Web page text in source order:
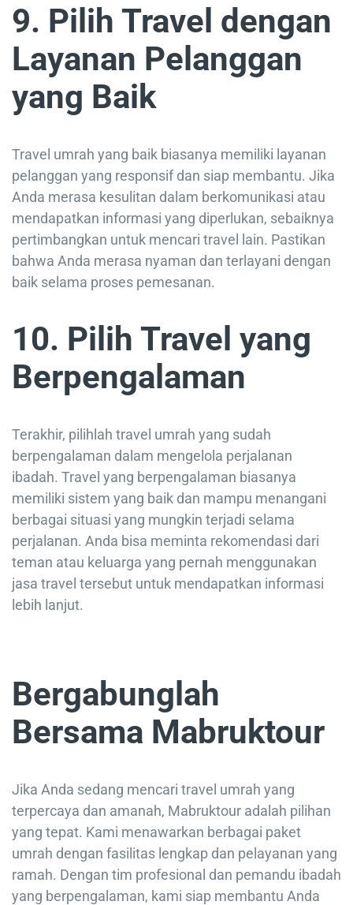
9. Pilih Travel dengan
Layanan Pelanggan
yang Baik
Travel umrah yang baik biasanya memiliki layanan
pelanggan yang responsif dan siap membantu. Jika
Anda merasa kesulitan dalam berkomunikasi atau
mendapatkan informasi yang diperlukan, sebaiknya
pertimbangkan untuk mencari travel lain. Pastikan
bahwa Anda merasa nyaman dan terlayani dengan
baik selama proses pemesanan.
10. Pilih Travel yang
Berpengalaman
Terakhir, pilihlah travel umrah yang sudah
berpengalaman dalam mengelola perjalanan
ibadah. Travel yang berpengalaman biasanya
memiliki sistem yang baik dan mampu menangani
berbagai situasi yang mungkin terjadi selama
perjalanan. Anda bisa meminta rekomendasi dari
teman atau keluarga yang pernah menggunakan
jasa travel tersebut untuk mendapatkan informasi
lebih lanjut.
Bergabunglah
Bersama Mabruktour
Jika Anda sedang mencari travel umrah yang
terpercaya dan amanah, Mabruktour adalah pilihan
yang tepat. Kami menawarkan berbagai paket
umrah dengan fasilitas lengkap dan pelayanan yang
ramah. Dengan tim profesional dan pemandu ibadah
yang berpengalaman, kami siap membantu Anda